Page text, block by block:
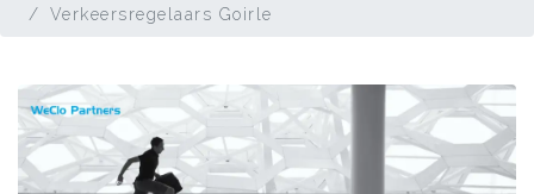
Verkeersregelaars Goirle